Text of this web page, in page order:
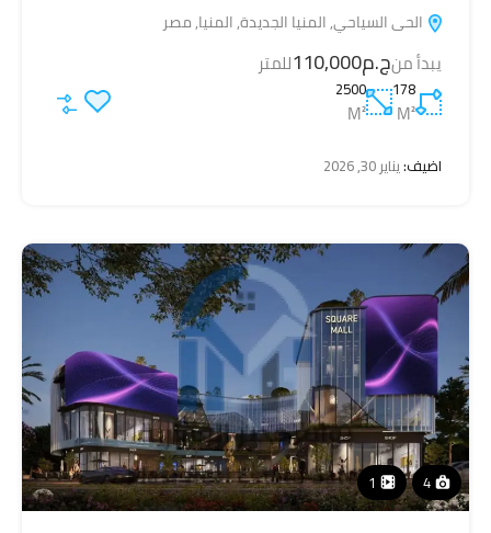
الحى السياحي, المنيا الجديدة, المنيا, مصر
يبدأ منج.م110,000 للمتر
178
M²
2500
M²
اضيف:يناير 30, 2026
4
1